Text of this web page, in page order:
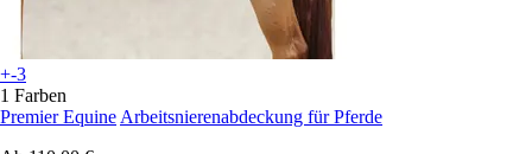
+-3
1 Farben
Premier Equine Arbeitsnierenabdeckung für Pferde